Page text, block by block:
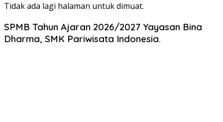
Tidak ada lagi halaman untuk dimuat.
SPMB Tahun Ajaran 2026/2027 Yayasan Bina
Dharma, SMK Pariwisata Indonesia.